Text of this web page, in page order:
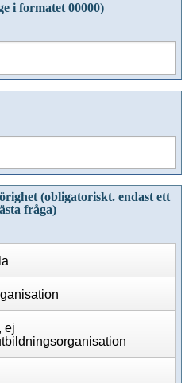
i formatet 00000)
(obligatoriskt. endast ett
fråga)
ej